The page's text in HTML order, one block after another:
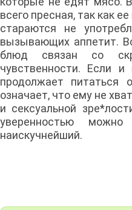
всего пресная, так как
стараются не
вызывающих аппетит.
блюд связан со
чувственности. Если
продолжает питаться
означает, что ему не
и сексуальной
уверенностью
наискучнейший.